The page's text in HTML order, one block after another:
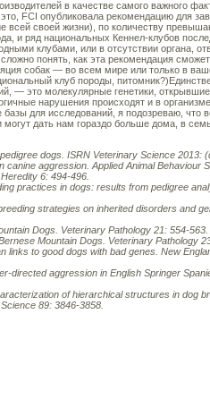
в качестве самого важного
FCI опубликовала рекомендацию для
всей своей жизни), по количеству
и ряд национальных Кеннел-клубов
клубами, или в отсутствии органа,
понять, как эта рекомендация
собак — во всем мире или только в
клуб породы,
— это молекулярные генетики,
нарушения происходят и в
для исследований, я подозреваю, что
могут дать нам гораздо больше дома, в
dogs. ISRN Veterinary Science 2013:
aggression. Applied Animal Behaviour
6: 494-496.
practices in dogs: results from pedigree
strategies on inherited disorders and
Dogs. Veterinary Pathology 21: 554-563.
Mountain Dogs. Veterinary Pathology
links to good dogs with bad genes. New
directed aggression in English Springer
of hierarchical structures in dog
89: 3846-3858.